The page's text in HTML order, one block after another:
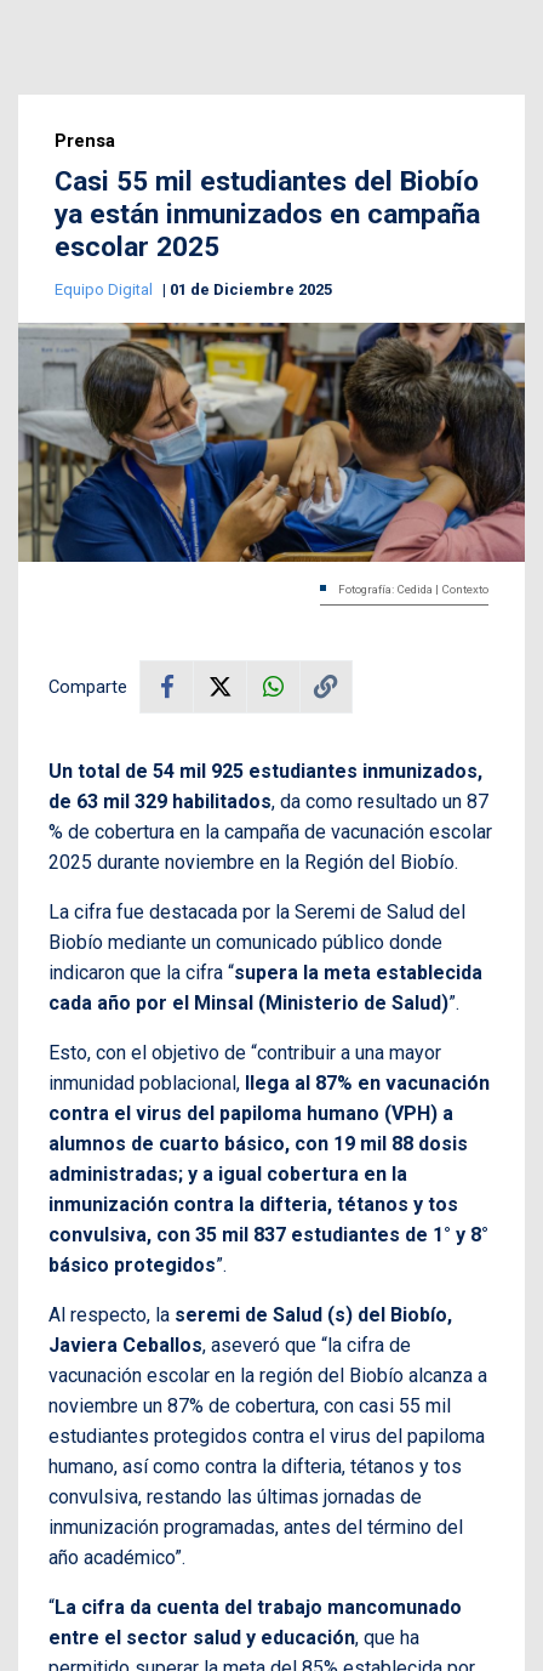
Prensa
Casi 55 mil estudiantes del Biobío
ya están inmunizados en campaña
escolar 2025
Equipo Digital 01 de Diciembre 2025
Fotografía: Cedida | Contexto
Comparte
Un total de 54 mil 925 estudiantes inmunizados,
de 63 mil 329 habilitados, da como resultado un 87
% de cobertura en la campaña de vacunación escolar
2025 durante noviembre en la Región del Biobío.
La cifra fue destacada por la Seremi de Salud del
Biobío mediante un comunicado público donde
indicaron que la cifra “supera la meta establecida
cada año por el Minsal (Ministerio de Salud)”.
Esto, con el objetivo de “contribuir a una mayor
inmunidad poblacional, llega al 87% en vacunación
contra el virus del papiloma humano (VPH) a
alumnos de cuarto básico, con 19 mil 88 dosis
administradas; y a igual cobertura en la
inmunización contra la difteria, tétanos y tos
convulsiva, con 35 mil 837 estudiantes de 1° y 8°
básico protegidos”.
Al respecto, la seremi de Salud (s) del Biobío,
Javiera Ceballos, aseveró que “la cifra de
vacunación escolar en la región del Biobío alcanza a
noviembre un 87% de cobertura, con casi 55 mil
estudiantes protegidos contra el virus del papiloma
humano, así como contra la difteria, tétanos y tos
convulsiva, restando las últimas jornadas de
inmunización programadas, antes del término del
año académico”.
“La cifra da cuenta del trabajo mancomunado
entre el sector salud y educación, que ha